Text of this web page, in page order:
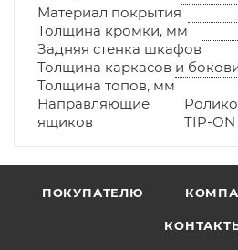
Материал покрытия
Толщина кромки, мм
Задняя стенка шкафов
Толщина каркасов и
Толщина топов, мм
Направляющие
ящиков
TIP-ON
ПОКУПАТЕЛЮ